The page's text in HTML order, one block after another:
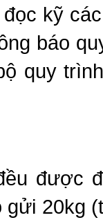
kỹ
báo
quy
được
20kg